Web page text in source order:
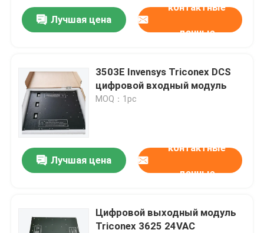
Лучшая цена
контактные
данные
3503E Invensys Triconex DCS
цифровой входный модуль
MOQ：1pc
Лучшая цена
контактные
данные
Цифровой выходный модуль
Triconex 3625 24VAC